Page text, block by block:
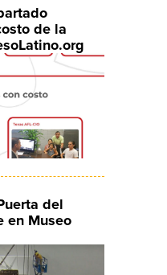
de la
del
en Museo